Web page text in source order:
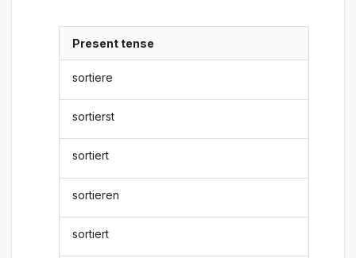
Present tense
sortiere
sortierst
sortiert
sortieren
sortiert